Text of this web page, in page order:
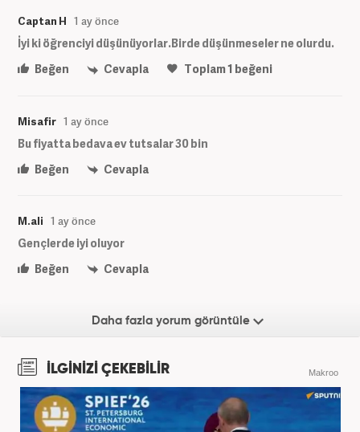
Captan H 1 ay önce
İyi ki öğrenciyi düşünüyorlar.Birde düşünmeseler ne olurdu.
Beğen
Cevapla Toplam1 beğeni
Misafir 1 ay önce
Bu fiyatta bedava ev tutsalar 30 bin
Beğen
Cevapla
M.ali 1 ay önce
Gençlerde iyi oluyor
Beğen
Cevapla
Daha fazla yorum görüntüle
İLGİNİZİ ÇEKEBİLİR Makroo